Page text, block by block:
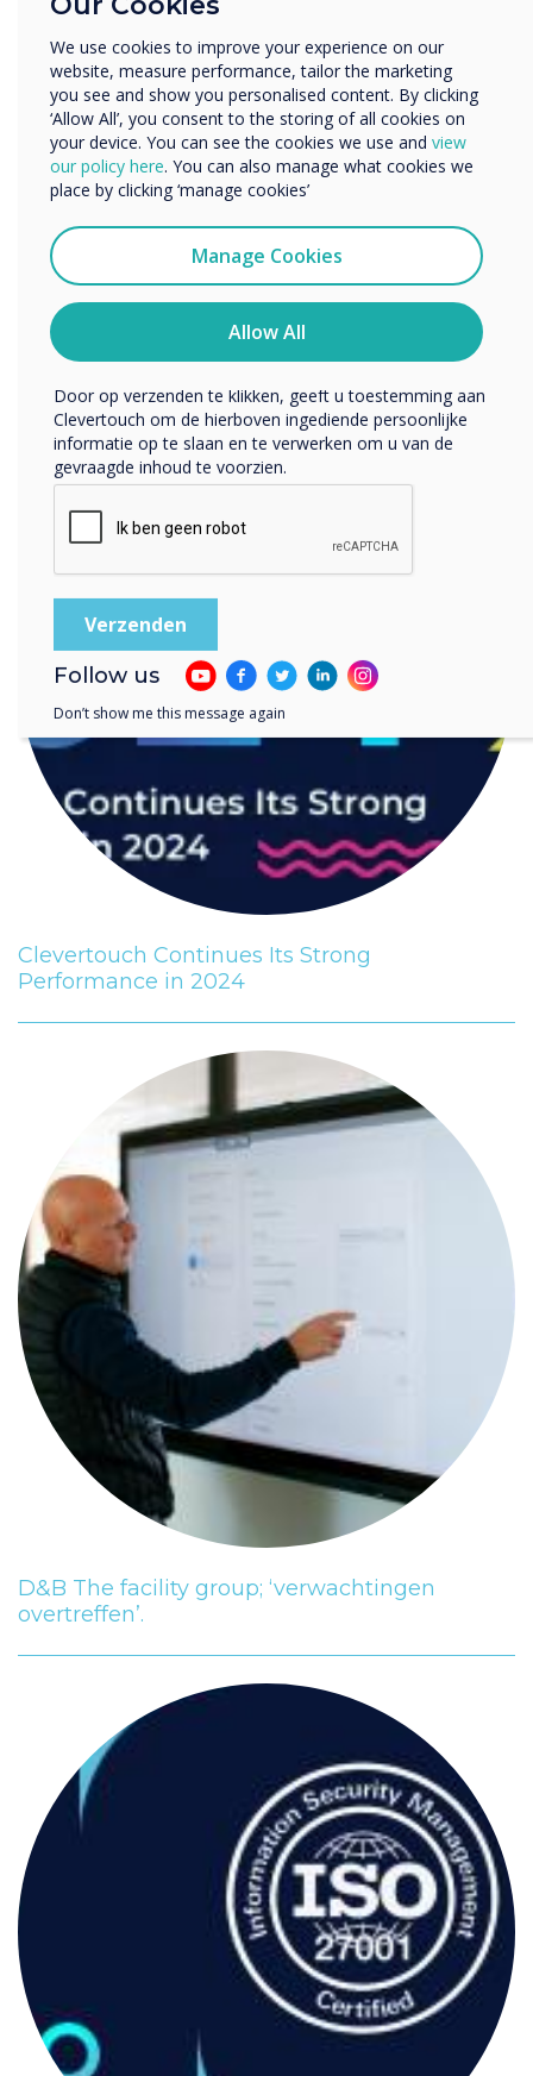
READ NEXT
Clevertouch Continues Its Strong
Performance in 2024
D&B The facility group; ‘verwachtingen
overtreffen’.
oplossingen van
Clevertouch welke
aansluiten bij de behoefte
uit de markt.
We use cookies to improve your experience on our
website, measure performance, tailor the marketing
you see and show you personalised content. By clicking
‘Allow All’, you consent to the storing of all cookies on
your device. You can see the cookies we use and view
our policy here. You can also manage what cookies we
place by clicking ‘manage cookies’
Manage Cookies
Allow All
Bedrijfsnaam
We willen graag contact met u opnemen over onze
producten en diensten (via e-mail, telefoon of post).
Ik ga ermee akkoord om berichten te ontvangen
van Clevertouch.
U kunt op elk moment afmelden voor berichten. Bekijk
ons privacybeleid voor meer informatie over hoe je af te
melden, onze privacypraktijken en hoe we ons inzetten
om uw privacy te beschermen en respecteren.
Door op verzenden te klikken, geeft u toestemming aan
Clevertouch om de hierboven ingediende persoonlijke
informatie op te slaan en te verwerken om u van de
gevraagde inhoud te voorzien.
Follow us
Don’t show me this message again